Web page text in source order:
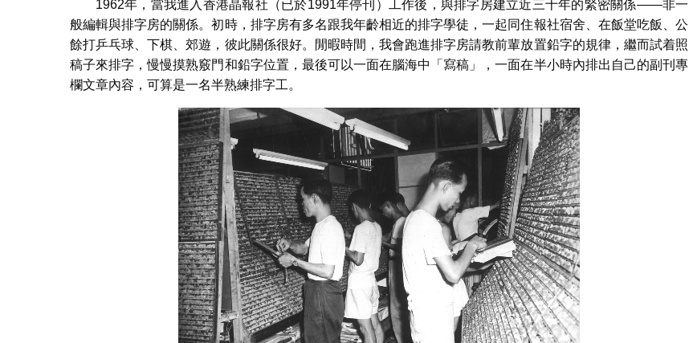
1962年，當我進入香港晶報社（已於1991年停刊）工作後，與排字房建立近三十年的緊密關係――非一
般編輯與排字房的關係。初時，排字房有多名跟我年齡相近的排字學徒，一起同住報社宿舍、在飯堂吃飯、公
餘打乒乓球、下棋、郊遊，彼此關係很好。閒暇時間，我會跑進排字房請教前輩放置鉛字的規律，繼而試着照
稿子來排字，慢慢摸熟竅門和鉛字位置，最後可以一面在腦海中「寫稿」，一面在半小時內排出自己的副刊專
欄文章內容，可算是一名半熟練排字工。